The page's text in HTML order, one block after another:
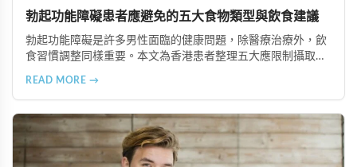
勃起功能障礙患者應避免的五大食物類型與飲食建議
勃起功能障礙是許多男性面臨的健康問題，除醫療治療外，飲
食習慣調整同樣重要。本文為香港患者整理五大應限制攝取的
業治療選項說明。
READ MORE →